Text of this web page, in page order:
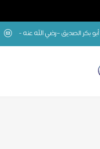
بكر الصديق –رضي الله عنه -